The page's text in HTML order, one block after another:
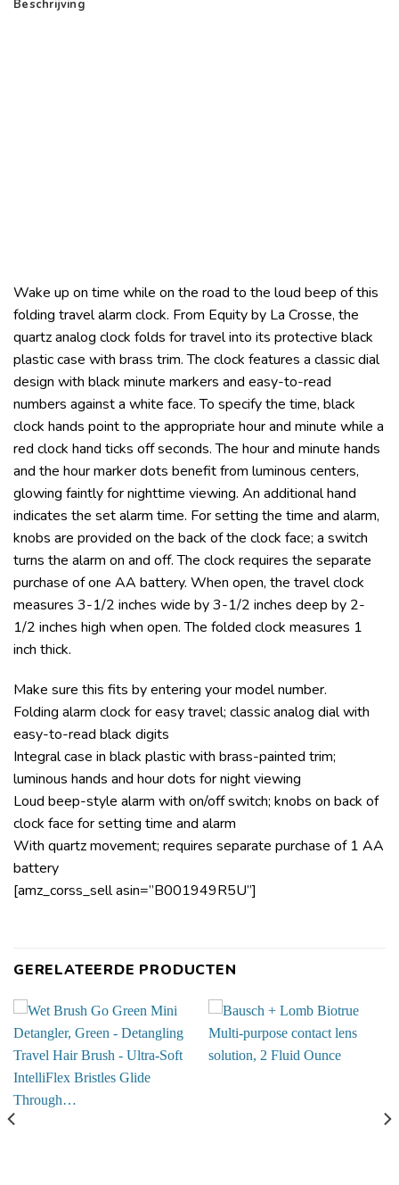
Beschrijving
Wake up on time while on the road to the loud beep of this
folding travel alarm clock. From Equity by La Crosse, the
quartz analog clock folds for travel into its protective black
plastic case with brass trim. The clock features a classic dial
design with black minute markers and easy-to-read
numbers against a white face. To specify the time, black
clock hands point to the appropriate hour and minute while a
red clock hand ticks off seconds. The hour and minute hands
and the hour marker dots benefit from luminous centers,
glowing faintly for nighttime viewing. An additional hand
indicates the set alarm time. For setting the time and alarm,
knobs are provided on the back of the clock face; a switch
turns the alarm on and off. The clock requires the separate
purchase of one AA battery. When open, the travel clock
measures 3-1/2 inches wide by 3-1/2 inches deep by 2-
1/2 inches high when open. The folded clock measures 1
inch thick.
Make sure this fits by entering your model number.
Folding alarm clock for easy travel; classic analog dial with
easy-to-read black digits
Integral case in black plastic with brass-painted trim;
luminous hands and hour dots for night viewing
Loud beep-style alarm with on/off switch; knobs on back of
clock face for setting time and alarm
With quartz movement; requires separate purchase of 1 AA
battery
[amz_corss_sell asin=”B001949R5U”]
GERELATEERDE PRODUCTEN